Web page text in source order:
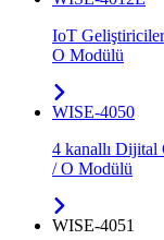
IoT
O Modülü
WISE-4050
4 kanallı Dijital
/ O Modülü
WISE-4051